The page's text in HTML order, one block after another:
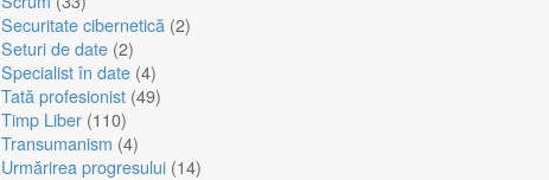
Securitate cibernetică (2)
Seturi de date (2)
Specialist în date (4)
Tată profesionist (49)
Timp Liber (110)
Transumanism (4)
Urmărirea progresului (14)